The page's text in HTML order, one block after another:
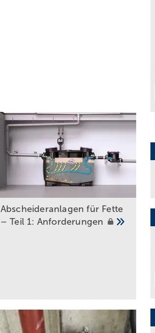
Abscheideranlagen für Fette
– Teil 1: Anforderungen